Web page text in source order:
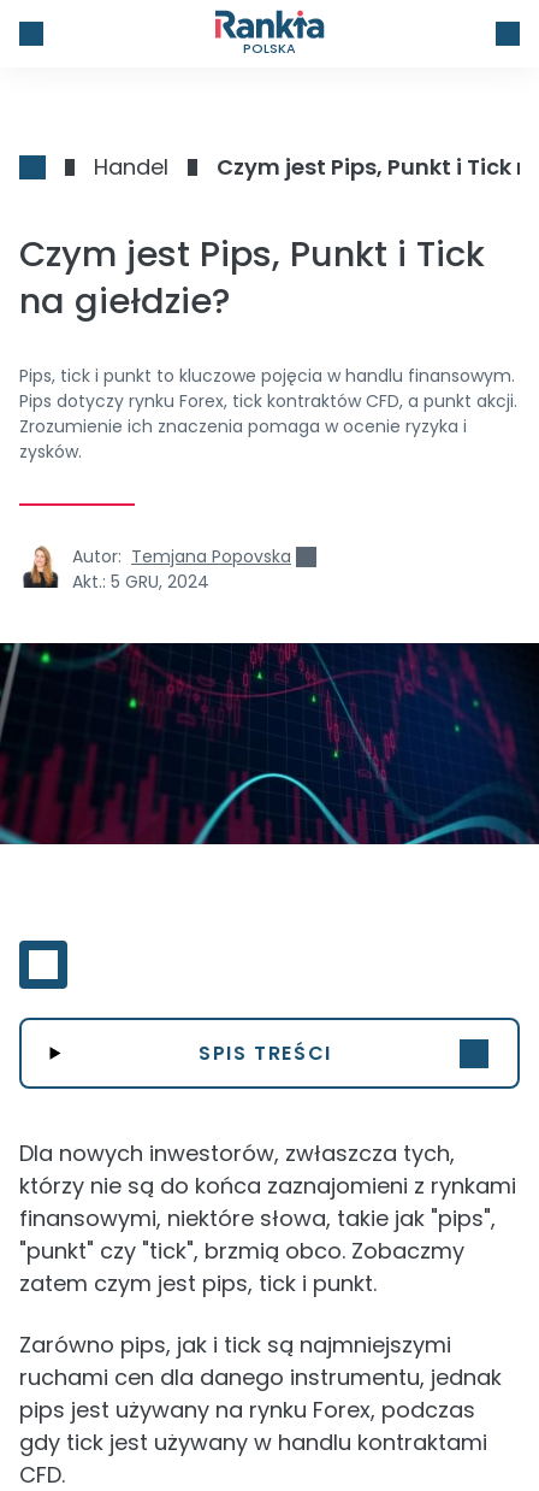
POLSKA
Handel Czym jest Pips, Punkt i Tick
Czym jest Pips, Punkt i Tick
na giełdzie?
Pips, tick i punkt to kluczowe pojęcia w handlu finansowym.
Pips dotyczy rynku Forex, tick kontraktów CFD, a punkt akcji.
Zrozumienie ich znaczenia pomaga w ocenie ryzyka i
zysków.
Autor: Temjana Popovska
Akt.: 5 GRU, 2024
SPIS TREŚCI
Dla nowych inwestorów, zwłaszcza tych,
którzy nie są do końca zaznajomieni z rynkami
finansowymi, niektóre słowa, takie jak "pips",
"punkt" czy "tick", brzmią obco. Zobaczmy
zatem czym jest pips, tick i punkt.
Zarówno pips, jak i tick są najmniejszymi
ruchami cen dla danego instrumentu, jednak
pips jest używany na rynku Forex, podczas
gdy tick jest używany w handlu kontraktami
CFD.